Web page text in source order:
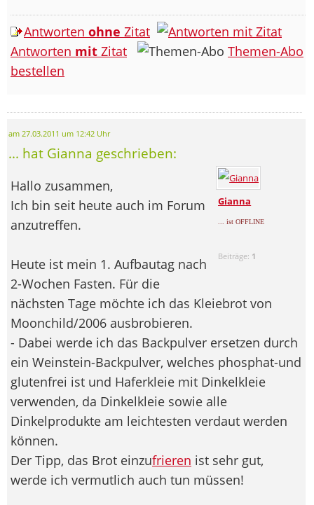
Antworten ohne Zitat
Antworten mit Zitat
Themen-Abo
bestellen
am 27.03.2011 um 12:42 Uhr
... hat Gianna geschrieben:
Gianna
... ist OFFLINE
Beiträge: 1
Hallo zusammen,
Ich bin seit heute auch im Forum
anzutreffen.
Heute ist mein 1. Aufbautag nach
2-Wochen Fasten. Für die
nächsten Tage möchte ich das Kleiebrot von
Moonchild/2006 ausbrobieren.
- Dabei werde ich das Backpulver ersetzen durch
ein Weinstein-Backpulver, welches phosphat-und
glutenfrei ist und Haferkleie mit Dinkelkleie
verwenden, da Dinkelkleie sowie alle
Dinkelprodukte am leichtesten verdaut werden
können.
Der Tipp, das Brot einzufrieren ist sehr gut,
werde ich vermutlich auch tun müssen!